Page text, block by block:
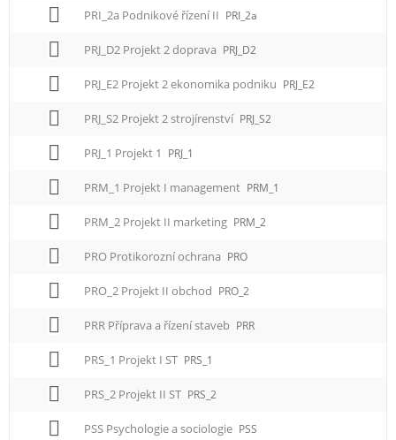
PRI_2a Podnikové řízení II PRI_2a
PRJ_D2 Projekt 2 doprava PRJ_D2
PRJ_E2 Projekt 2 ekonomika podniku PRJ_E2
PRJ_S2 Projekt 2 strojírenství PRJ_S2
PRJ_1 Projekt 1 PRJ_1
PRM_1 Projekt I management PRM_1
PRM_2 Projekt II marketing PRM_2
PRO Protikorozní ochrana PRO
PRO_2 Projekt II obchod PRO_2
PRR Příprava a řízení staveb PRR
PRS_1 Projekt I ST PRS_1
PRS_2 Projekt II ST PRS_2
PSS Psychologie a sociologie PSS